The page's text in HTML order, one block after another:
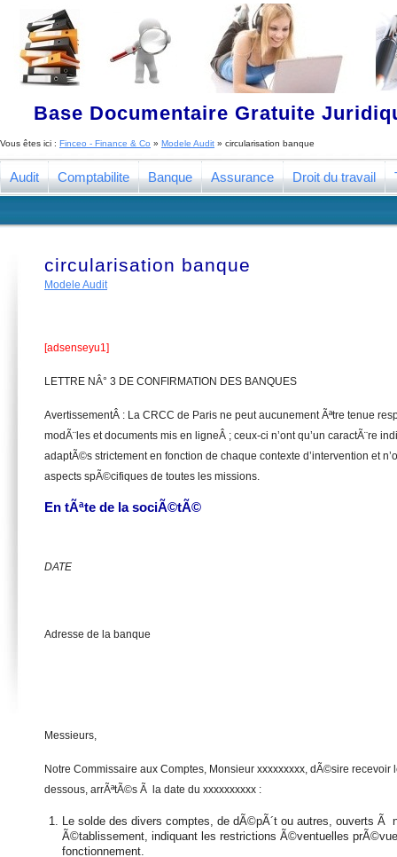
Base Documentaire Gratuite
Vous êtes ici : Finceo - Finance & Co » Modele Audit » circularisation banque
Audit Comptabilite Banque Assurance Droit du travail
circularisation banque
Modele Audit
[adsenseyu1]
LETTRE NÂ° 3 DE CONFIRMATION DES BANQUES
AvertissementÂ : La CRCC de Paris ne peut aucunement Ãªtre tenue
modÃ¨les et documents mis en ligneÂ ; ceux-ci n’ont qu’un caractÃ¨re
adaptÃ©s strictement en fonction de chaque contexte d’intervention et
aspects spÃ©cifiques de toutes les missions.
En tÃªte de la sociÃ©tÃ©
DATE
Adresse de la banque
Messieurs,
Notre Commissaire aux Comptes, Monsieur xxxxxxxxx, dÃ©sire recevoir
dessous, arrÃªtÃ©s Ã la date du xxxxxxxxxx :
Le solde des divers comptes, de dÃ©pÃ´t ou autres, ouverts Ã
Ã©tablissement, indiquant les restrictions Ã©ventuelles
fonctionnement.